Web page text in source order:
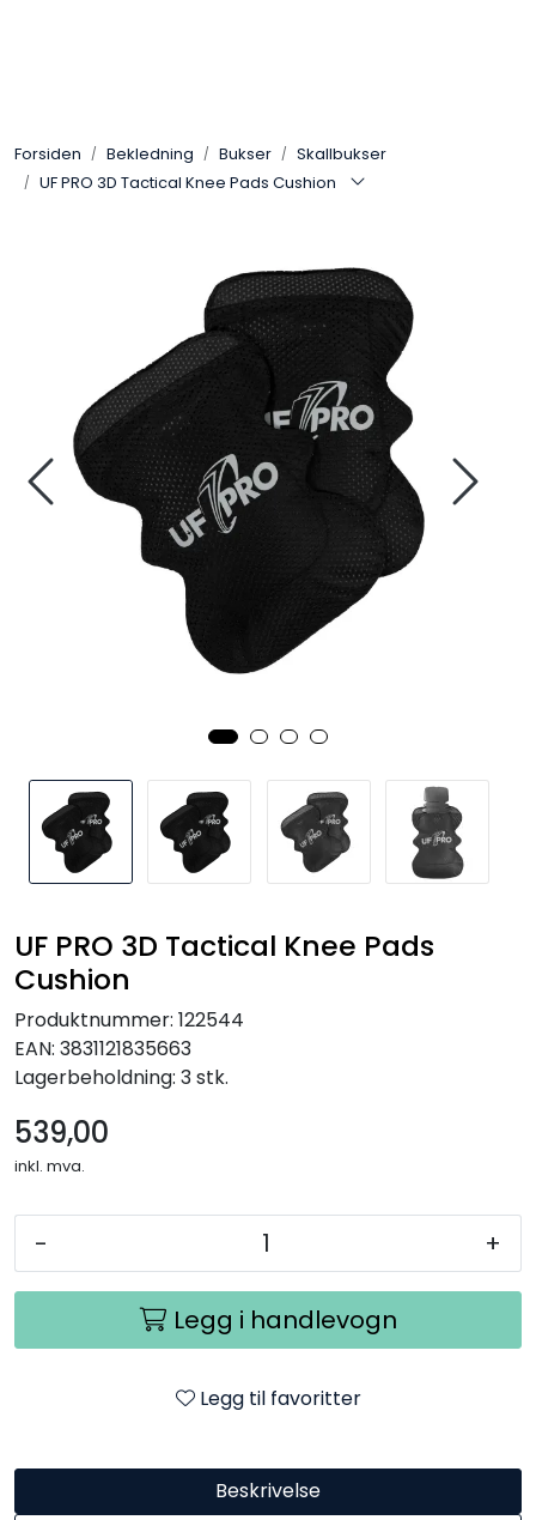
Forsiden Bekledning Bukser
Skallbukser
UF PRO 3D Tactical Knee Pads Cushion
UF PRO 3D Tactical Knee Pads
Cushion
Produktnummer: 122544
EAN: 3831121835663
Lagerbeholdning: 3 stk.
539,00
inkl. mva.
- +
Legg i handlevogn
Legg til favoritter
Beskrivelse
Bekledning
Beskyttelsesutstyr
Bagger og sekker
Outlet